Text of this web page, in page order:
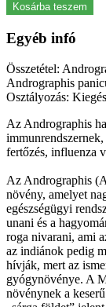
Kosárba teszem
Egyéb infó
Összetétel:
Andrographis
Osztályozás:
Az Andrographis
fertőzés, influenza
Az Andrographis
növény, amelyet
egészségügyi
unani és a
roga nivarani, ami
az indiánok pedig
hívják, mert az
gyógynövénye. A
növénynek a